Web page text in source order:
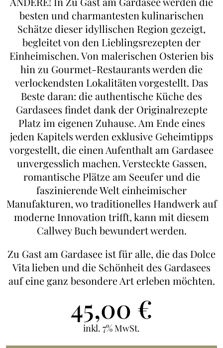
besten und charmantesten kulinarischen
Schätze dieser idyllischen Region gezeigt,
begleitet von den Lieblingsrezepten der
Einheimischen. Von malerischen Osterien bis
hin zu Gourmet-Restaurants werden die
verlockendsten Lokalitäten vorgestellt. Das
Beste daran: die authentische Küche des
Gardasees findet dank der Originalrezepte
Platz im eigenen Zuhause. Am Ende eines
jeden Kapitels werden exklusive Geheimtipps
vorgestellt, die einen Aufenthalt am Gardasee
unvergesslich machen. Versteckte Gassen,
romantische Plätze am Seeufer und die
faszinierende Welt einheimischer
Manufakturen, wo traditionelles Handwerk auf
moderne Innovation trifft, kann mit diesem
Callwey Buch bewundert werden.
Zu Gast am Gardasee ist für alle, die das Dolce
Vita lieben und die Schönheit des Gardasees
auf eine ganz besondere Art erleben möchten.
45,00 €
inkl. 7% MwSt.